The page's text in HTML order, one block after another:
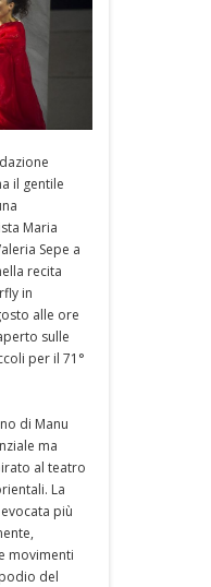
il gentile
Maria
Sepe a
recita
in
alle ore
sulle
per il 71°
di Manu
ma
al teatro
La
più
movimenti
del